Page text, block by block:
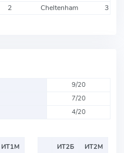
2 Cheltenham 3
9/20
7/20
4/20
ИТ1М
ИТ2Б
ИТ2М